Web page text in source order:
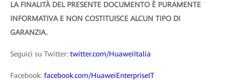
LA FINALITÀ DEL PRESENTE DOCUMENTO È PURAMENTE
INFORMATIVA E NON COSTITUISCE ALCUN TIPO DI
GARANZIA.
Seguici su Twitter: twitter.com/HuaweiItalia
Facebook: facebook.com/HuaweiEnterpriseIT